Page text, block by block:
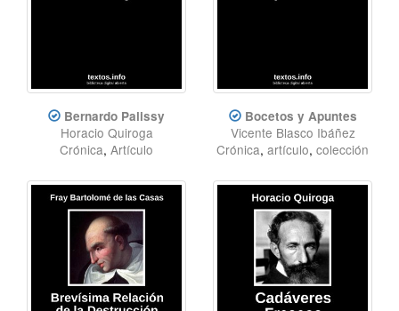
Bernardo Palissy
Horacio Quiroga
Crónica, Artículo
Bocetos y Apuntes
Vicente Blasco Ibáñez
Crónica, artículo, colección